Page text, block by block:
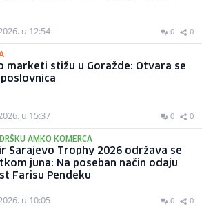
u 12:54 0 0
marketi stižu u Goražde: Otvara se
u 15:37 0 0
AMKO KOMERCA
Sarajevo Trophy 2026 održava se
juna: Na poseban način odaju
Farisu Pendeku
u 10:05 0 0